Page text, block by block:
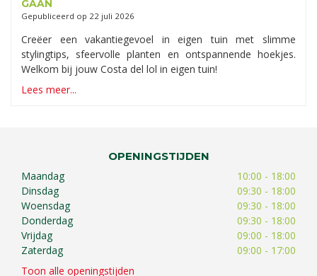
GAAN
Gepubliceerd op 22 juli 2026
Creëer een vakantiegevoel in eigen tuin met slimme
stylingtips, sfeervolle planten en ontspannende hoekjes.
Welkom bij jouw Costa del lol in eigen tuin!
Lees meer...
OPENINGSTIJDEN
Maandag
10:00 - 18:00
Dinsdag
09:30 - 18:00
Woensdag
09:30 - 18:00
Donderdag
09:30 - 18:00
Vrijdag
09:00 - 18:00
Zaterdag
09:00 - 17:00
Toon alle openingstijden